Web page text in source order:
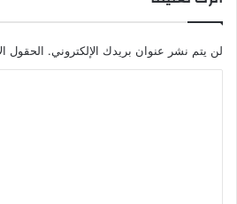
لن يتم نشر عنوان بريدك الإلكتروني. الحقول